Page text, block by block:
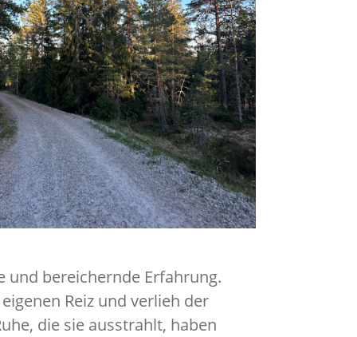
und bereichernde Erfahrung.
Reiz und verlieh der
die sie ausstrahlt, haben